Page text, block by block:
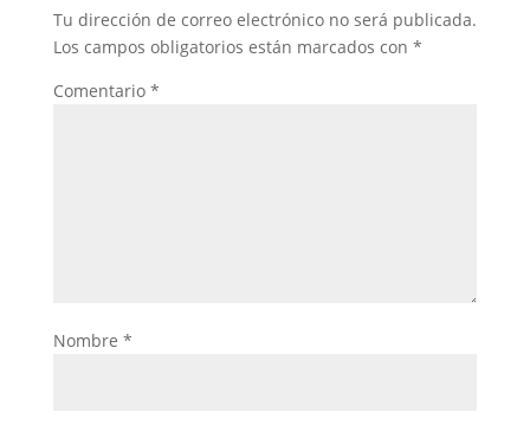
Tu dirección de correo electrónico no será publicada.
Los campos obligatorios están marcados con *
Comentario *
Nombre *